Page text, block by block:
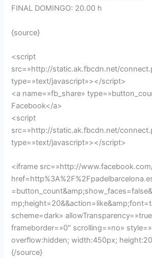
FINAL DOMINGO: 20.00 h
{source}
<script
src=»http://static.ak.fbcdn.net/
type=»text/javascript»></script>
<a name=»fb_share»
Facebook</a>
<script
src=»http://static.ak.fbcdn.net/
type=»text/javascript»></script>
<iframe src=»http://
scheme=dark»
frameborder=»0″ scrolling=»no»
overflow:hidden; width:450px;
{/source}